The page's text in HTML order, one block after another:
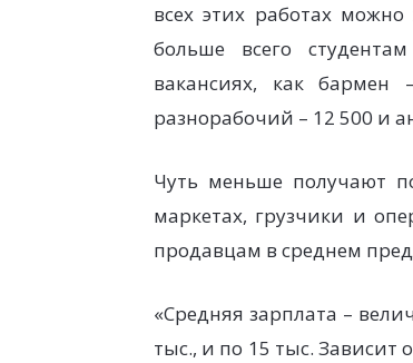
всех этих работах
больше всего
вакансиях, как
разнорабочий – 12 500 и
Чуть меньше получают
маркетах, грузчики и
продавцам в среднем
«Средняя зарплата –
тыс., и по 15 тыс. Зависит